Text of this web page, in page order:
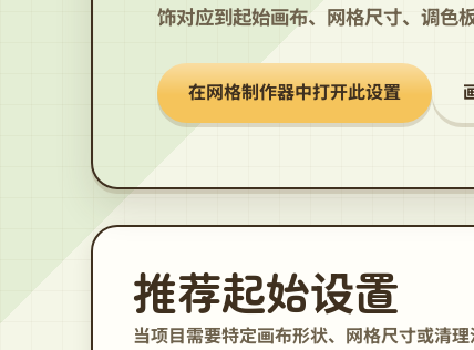
饰对应到起始画布、网格尺寸、调色
在网格制作器中打开此设置
推荐起始设置
当项目需要特定画布形状、网格尺寸或清